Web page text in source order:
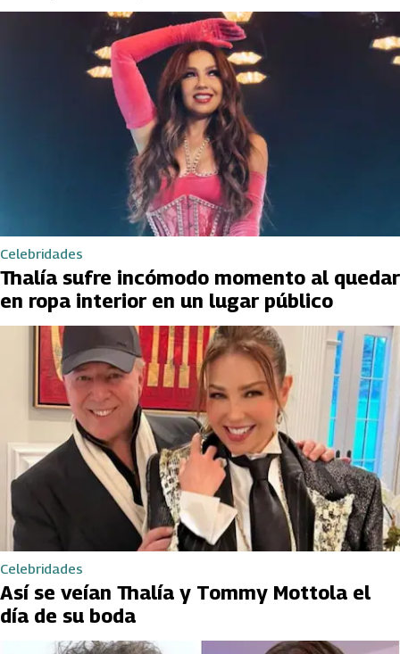
Celebridades
Thalía sufre incómodo momento al quedar
en ropa interior en un lugar público
Celebridades
Así se veían Thalía y Tommy Mottola el
día de su boda